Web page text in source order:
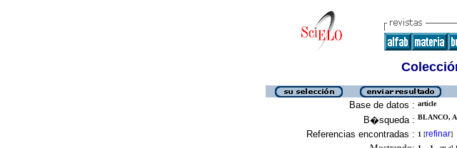
Base de datos : article
B�squeda : BLANCO,
Referencias encontradas : 1 [refinar]